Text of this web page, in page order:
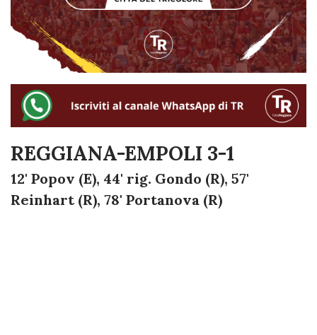
REGGIANA-EMPOLI 3-1
12' Popov (E), 44' rig. Gondo (R), 57'
Reinhart (R), 78' Portanova (R)